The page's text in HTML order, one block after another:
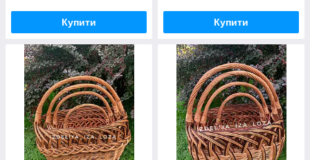
Купити Купити